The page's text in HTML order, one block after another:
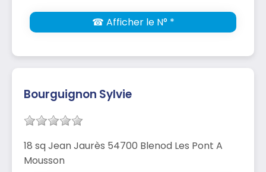
☎ Afficher le N° *
Bourguignon Sylvie
18 sq Jean Jaurès 54700 Blenod Les Pont A
Mousson